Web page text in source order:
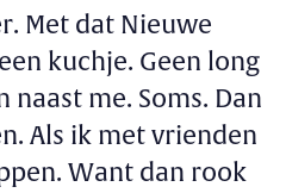
Met dat Nieuwe
kuchje. Geen long
naast me. Soms. Dan
Als ik met vrienden
Want dan rook